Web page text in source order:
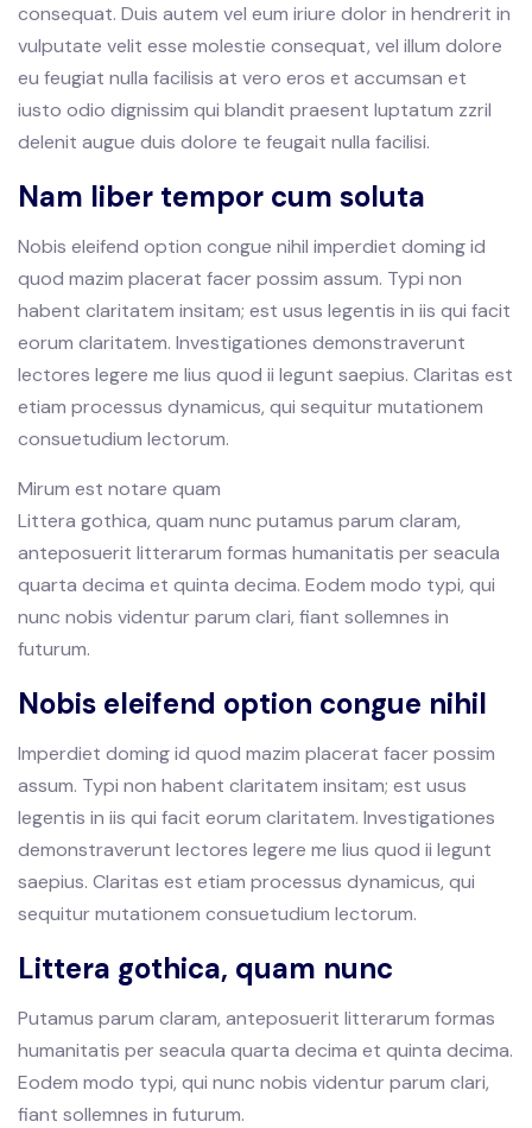
consequat. Duis autem vel eum iriure dolor in hendrerit in
vulputate velit esse molestie consequat, vel illum dolore
eu feugiat nulla facilisis at vero eros et accumsan et
iusto odio dignissim qui blandit praesent luptatum zzril
delenit augue duis dolore te feugait nulla facilisi.
Nam liber tempor cum soluta
Nobis eleifend option congue nihil imperdiet doming id
quod mazim placerat facer possim assum. Typi non
habent claritatem insitam; est usus legentis in iis qui facit
eorum claritatem. Investigationes demonstraverunt
lectores legere me lius quod ii legunt saepius. Claritas est
etiam processus dynamicus, qui sequitur mutationem
consuetudium lectorum.
Mirum est notare quam
Littera gothica, quam nunc putamus parum claram,
anteposuerit litterarum formas humanitatis per seacula
quarta decima et quinta decima. Eodem modo typi, qui
nunc nobis videntur parum clari, fiant sollemnes in
futurum.
Nobis eleifend option congue nihil
Imperdiet doming id quod mazim placerat facer possim
assum. Typi non habent claritatem insitam; est usus
legentis in iis qui facit eorum claritatem. Investigationes
demonstraverunt lectores legere me lius quod ii legunt
saepius. Claritas est etiam processus dynamicus, qui
sequitur mutationem consuetudium lectorum.
Littera gothica, quam nunc
Putamus parum claram, anteposuerit litterarum formas
humanitatis per seacula quarta decima et quinta decima.
Eodem modo typi, qui nunc nobis videntur parum clari,
fiant sollemnes in futurum.